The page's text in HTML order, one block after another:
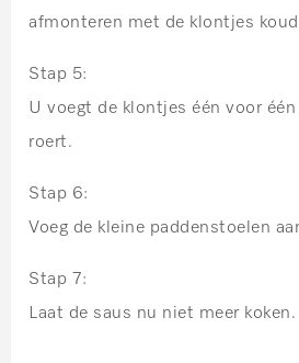
afmonteren met de klontjes
Stap 5:
U voegt de klontjes één voor
roert.
Stap 6:
Voeg de kleine paddenstoelen
Stap 7:
Laat de saus nu niet meer koken.